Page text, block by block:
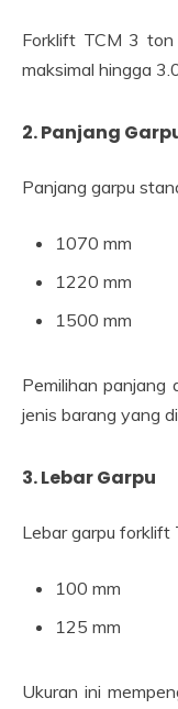
Forklift TCM 3 ton
maksimal hingga
2. Panjang
Panjang garpu
1070 mm
1220 mm
1500 mm
Pemilihan panjang
jenis barang yang
3. Lebar Garpu
Lebar garpu forklift
100 mm
125 mm
Ukuran ini